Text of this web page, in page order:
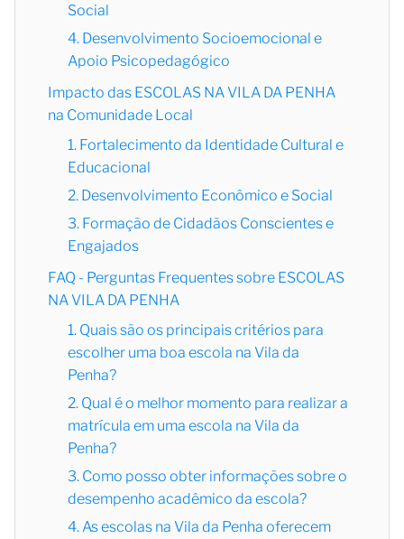
Social
4. Desenvolvimento Socioemocional e
Apoio Psicopedagógico
Impacto das ESCOLAS NA VILA DA PENHA
na Comunidade Local
1. Fortalecimento da Identidade Cultural e
Educacional
2. Desenvolvimento Econômico e Social
3. Formação de Cidadãos Conscientes e
Engajados
FAQ - Perguntas Frequentes sobre ESCOLAS
NA VILA DA PENHA
1. Quais são os principais critérios para
escolher uma boa escola na Vila da
Penha?
2. Qual é o melhor momento para realizar a
matrícula em uma escola na Vila da
Penha?
3. Como posso obter informações sobre o
desempenho acadêmico da escola?
4. As escolas na Vila da Penha oferecem